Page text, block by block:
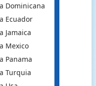
Dominicana
Ecuador
Jamaica
Mexico
Panama
Turquia